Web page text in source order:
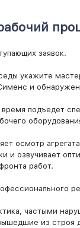
заявок.
укажите
и
подъедет
осмотр
и озвучивает
работ.
частыми
из строя